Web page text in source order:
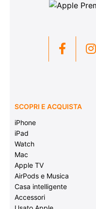
SCOPRI E ACQUISTA
iPhone
iPad
Watch
Mac
Apple TV
AirPods e Musica
Casa intelligente
Accessori